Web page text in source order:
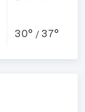
30° / 37°